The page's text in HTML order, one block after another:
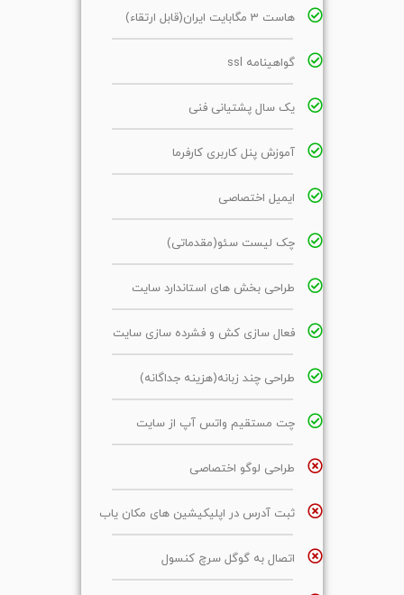
هاست 3 مگابایت ایران(قابل ارتقاء)
گواهینامه ssl
یک سال پشتیانی فنی
آموزش پنل کاربری کارفرما
ایمیل اختصاصی
چک لیست سئو(مقدماتی)
طراحی بخش های استاندارد سایت
فعال سازی کش و فشرده سازی سایت
طراحی چند زبانه(هزینه جداگانه)
چت مستقیم واتس آپ از سایت
طراحی لوگو اختصاصی
ثبت آدرس در اپلیکیشین های مکان یاب
اتصال به گوگل سرچ کنسول